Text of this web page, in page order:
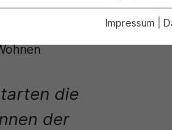
die
der
werden für grundlegendeImpressum